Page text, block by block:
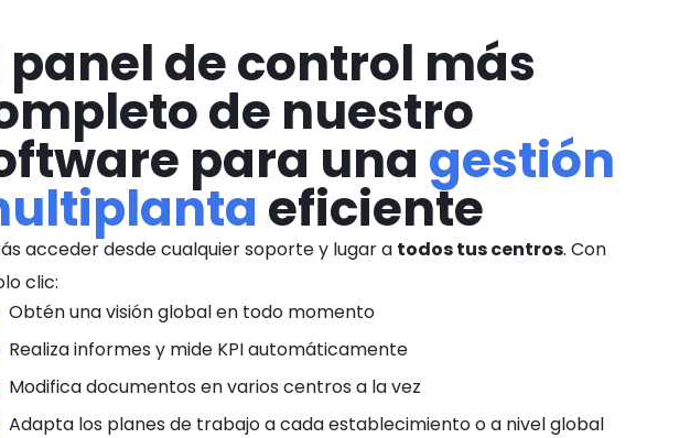
panel de control más
de nuestro
para una gestión
eficiente
acceder desde cualquier soporte y lugar a todos tus centros. Con
clic:
Obtén una visión global en todo momento
Realiza informes y mide KPI automáticamente
Modifica documentos en varios centros a la vez
Adapta los planes de trabajo a cada establecimiento o a nivel global